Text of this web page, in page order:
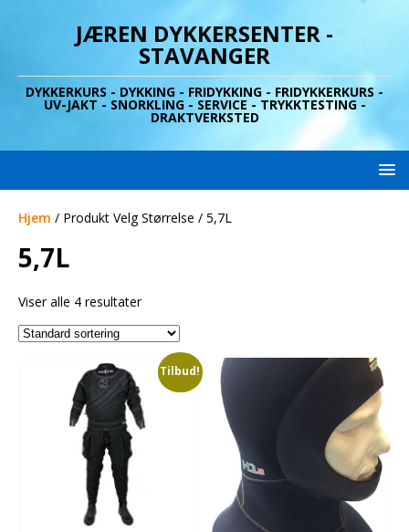
JÆREN DYKKERSENTER -
STAVANGER
DYKKERKURS - DYKKING - FRIDYKKING - FRIDYKKERKURS -
UV-JAKT - SNORKLING - SERVICE - TRYKKTESTING -
DRAKTVERKSTED
Hjem / Produkt Velg Størrelse / 5,7L
5,7L
Viser alle 4 resultater
Tilbud!